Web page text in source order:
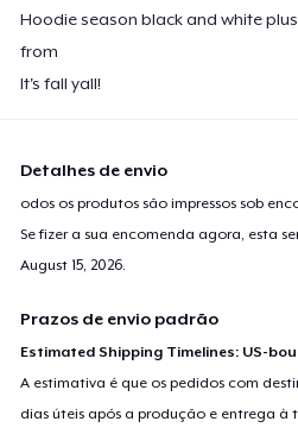
Hoodie season black and white
from
It's fall yall!
Detalhes de envio
odos os produtos são impressos sob
Se fizer a sua encomenda agora, esta
August 15, 2026
Prazos de envio padrão
Estimated Shipping Timelines: US-
A estimativa é que os pedidos com
dias úteis após a produção e entrega à